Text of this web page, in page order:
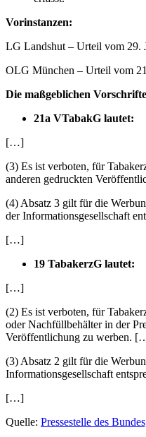
Vorinstanzen:
LG Landshut – Urteil vom 29.
OLG München – Urteil vom
Die maßgeblichen
21a VTabakG lautet:
[…]
(3) Es ist verboten, für
anderen gedruckten
(4) Absatz 3 gilt für die
der Informationsgesellschaft
[…]
19 TabakerzG lautet:
[…]
(2) Es ist verboten, für
oder Nachfüllbehälter in der
Veröffentlichung zu werben.
(3) Absatz 2 gilt für die
Informationsgesellschaft
[…]
Quelle: Pressestelle des